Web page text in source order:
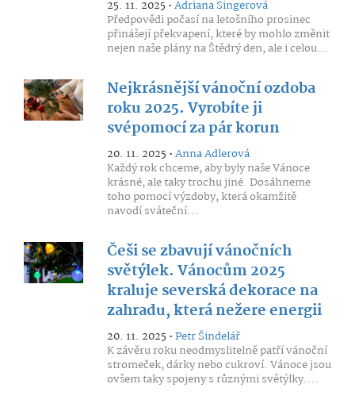
25. 11. 2025 •Adriana Singerová
Předpovědi počasí na letošního prosinec
přinášejí překvapení, které by mohlo změnit
nejen naše plány na Štědrý den, ale i celou...
Nejkrásnější vánoční ozdoba
roku 2025. Vyrobíte ji
svépomocí za pár korun
20. 11. 2025 •Anna Adlerová
Každý rok chceme, aby byly naše Vánoce
krásné, ale taky trochu jiné. Dosáhneme
toho pomocí výzdoby, která okamžitě
navodí sváteční...
Češi se zbavují vánočních
světýlek. Vánocům 2025
kraluje severská dekorace na
zahradu, která nežere energii
20. 11. 2025 •Petr Šindelář
K závěru roku neodmyslitelně patří vánoční
stromeček, dárky nebo cukroví. Vánoce jsou
ovšem taky spojeny s různými světýlky....